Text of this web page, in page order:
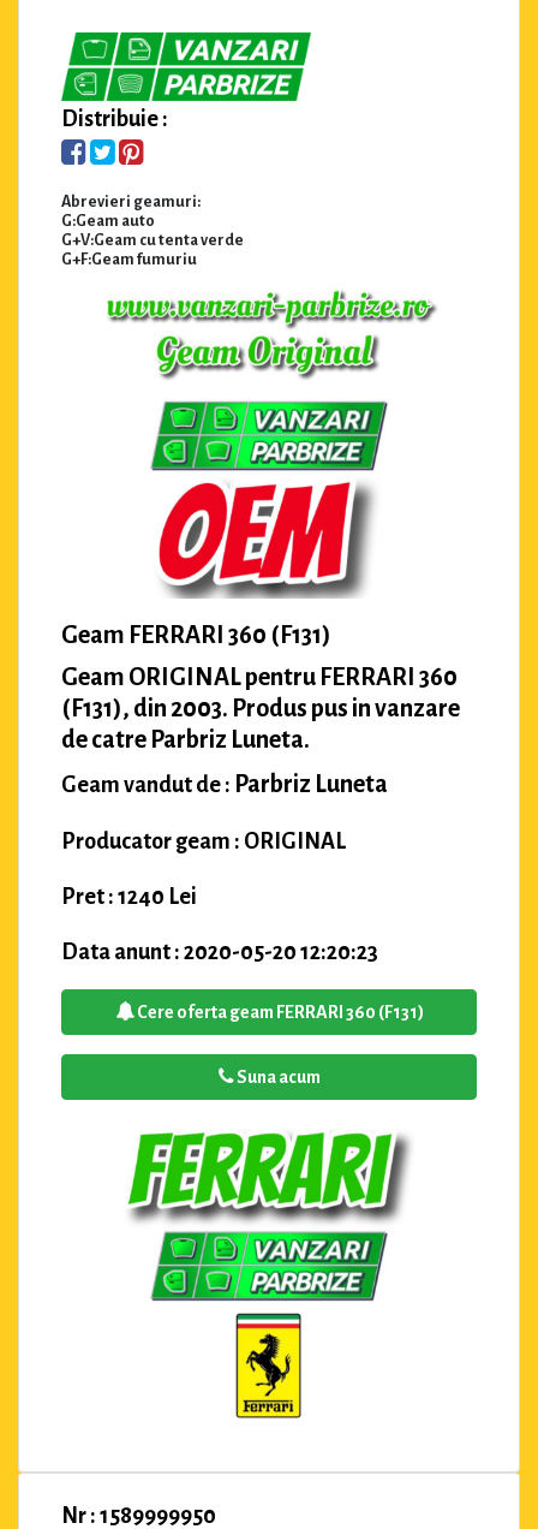
Distribuie :
Abrevieri geamuri:
G:Geam auto
G+V:Geam cu tenta verde
G+F:Geam fumuriu
Geam FERRARI 360 (F131)
Geam ORIGINAL pentru FERRARI 360
(F131), din 2003. Produs pus in vanzare
de catre Parbriz Luneta.
Geam vandut de : Parbriz Luneta
Producator geam : ORIGINAL
Pret : 1240 Lei
Data anunt : 2020-05-20 12:20:23
Cere oferta geam FERRARI 360 (F131)
Suna acum
Nr : 1589999950